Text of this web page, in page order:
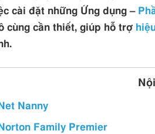
cài đặt những Ứng dụng –
cùng cần thiết, giúp hỗ trợ
Net Nanny
Norton Family Premier